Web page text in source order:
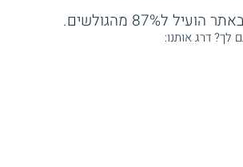
ל87% מהגולשים.
לך? דרג אותנו: